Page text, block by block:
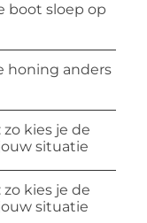
boot sloep op
honing anders
kies je de
situatie
kies je de
situatie